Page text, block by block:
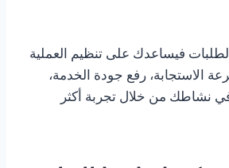
فيساعدك على تنظيم العملية
الاستجابة، رفع جودة الخدمة،
في نشاطك من خلال تجربة أكثر